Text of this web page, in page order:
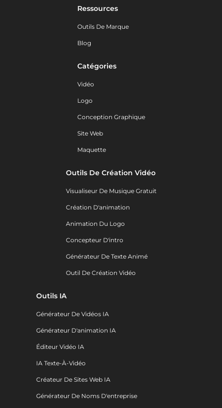
Ressources
Outils De Marque
Blog
Catégories
Vidéo
Logo
Conception Graphique
Site Web
Maquette
Outils De Création Vidéo
Visualiseur De Musique Gratuit
Création D'animation
Animation Du Logo
Concepteur D'intro
Générateur De Texte Animé
Outil De Création Vidéo
Outils IA
Générateur De Vidéos IA
Générateur D'animation IA
Éditeur Vidéo IA
IA Texte-À-Vidéo
Créateur De Sites Web IA
Générateur De Noms D'entreprise